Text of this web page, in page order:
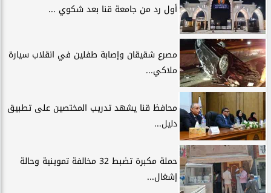
أول رد من جامعة قنا بعد شكوي ...
مصرع شقيقان وإصابة طفلين في انقلاب سيارة
ملاكي...
محافظ قنا يشهد تدريب المختصين على تطبيق
دليل...
حملة مكبرة تضبط 32 مخالفة تموينية وحالة
إشغال...